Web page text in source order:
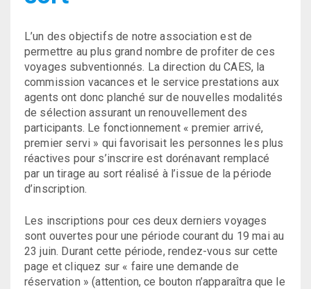
L’un des objectifs de notre association est de
permettre au plus grand nombre de profiter de ces
voyages subventionnés. La direction du CAES, la
commission vacances et le service prestations aux
agents ont donc planché sur de nouvelles modalités
de sélection assurant un renouvellement des
participants. Le fonctionnement « premier arrivé,
premier servi » qui favorisait les personnes les plus
réactives pour s’inscrire est dorénavant remplacé
par un tirage au sort réalisé à l’issue de la période
d’inscription.
Les inscriptions pour ces deux derniers voyages
sont ouvertes pour une période courant du 19 mai au
23 juin. Durant cette période, rendez-vous sur cette
page et cliquez sur « faire une demande de
réservation » (attention, ce bouton n’apparaîtra que le